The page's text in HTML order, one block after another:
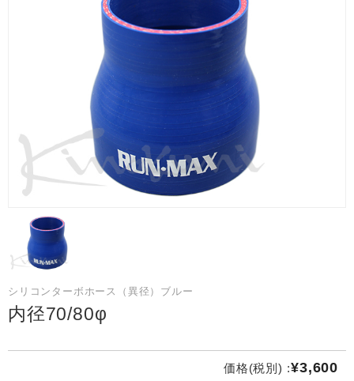
シリコンターボホース（異径）ブルー
内径70/80φ
価格(税別) :¥3,600